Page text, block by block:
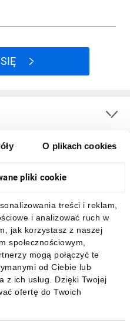
O plikach cookies
pliki cookie
treści i reklam,
i analizować ruch w
jak korzystasz z naszej
społecznościowym,
mogą połączyć te
od Ciebie lub
z ich usług. Dzięki Twojej
ofertę do Twoich
mobilną: